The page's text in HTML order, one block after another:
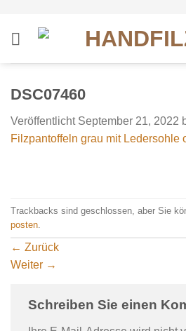
springen
DSC07460
Veröffentlicht September 21, 2022
Filzpantoffeln grau mit Ledersohle
Trackbacks sind geschlossen, aber Sie
posten
← Zurück
Weiter →
Schreiben Sie einen